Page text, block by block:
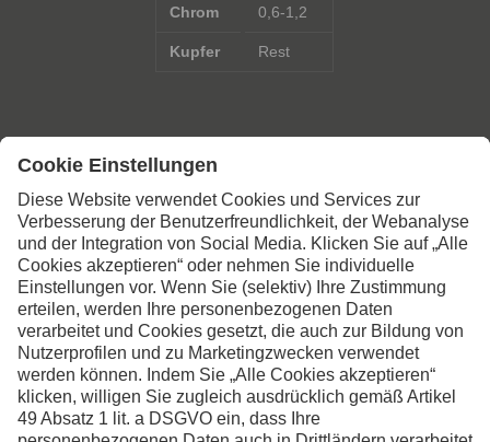
Chrom
Kupfer
0,6-1,2
Rest
Kontaktieren Sie uns,
wenn Sie weitere
Informationen wünschen
Kontakt